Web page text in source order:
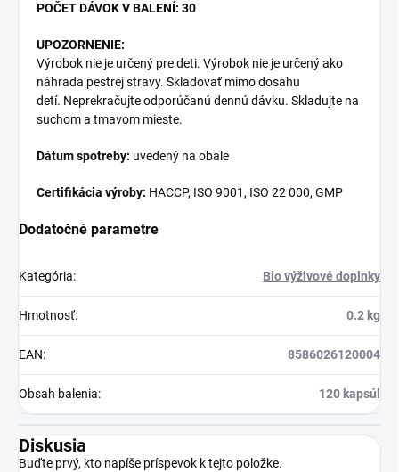
POČET DÁVOK V BALENÍ: 30
UPOZORNENIE:
Výrobok nie je určený pre deti. Výrobok nie je určený ako
náhrada pestrej stravy. Skladovať mimo dosahu
detí. Neprekračujte odporúčanú dennú dávku. Skladujte na
suchom a tmavom mieste.
Dátum spotreby: uvedený na obale
Certifikácia výroby: HACCP, ISO 9001, ISO 22 000, GMP
Dodatočné parametre
Kategória: Bio výživové doplnky
Hmotnosť: 0.2 kg
EAN: 8586026120004
Obsah balenia: 120 kapsúl
Diskusia
Buďte prvý, kto napíše príspevok k tejto položke.